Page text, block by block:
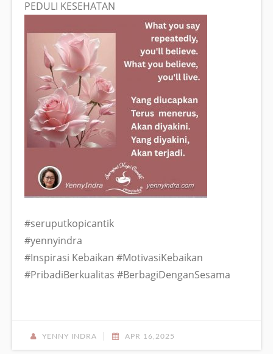
PEDULI KESEHATAN
#seruputkopicantik
#yennyindra
#Inspirasi Kebaikan #MotivasiKebaikan
#PribadiBerkualitas #BerbagiDenganSesama
YENNY INDRA APR 16,2025